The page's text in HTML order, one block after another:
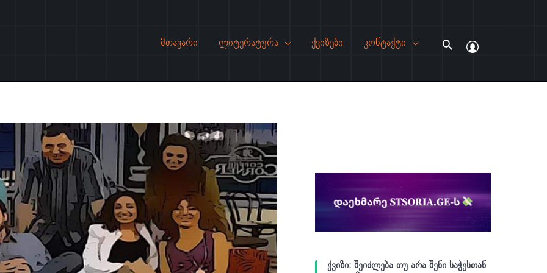
მთავარი ლიტერატურა ქვიზები კონტაქტი Search
ქვიზი: შეიძლება თუ არა შენი საჭესთან